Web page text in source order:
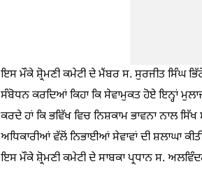
ਇਸ ਮੌਕੇ ਸ਼੍ਰੋਮਣੀ ਕਮੇਟੀ ਦੇ ਮੈਂਬਰ ਸ. ਸੁਰਜੀਤ ਸਿੰਘ
ਸੰਬੋਧਨ ਕਰਦਿਆਂ ਕਿਹਾ ਕਿ ਸੇਵਾਮੁਕਤ ਹੋਏ ਇਨ੍ਹਾਂ
ਕਰਦੇ ਹਾਂ ਕਿ ਭਵਿੱਖ ਵਿਚ ਨਿਸ਼ਕਾਮ ਭਾਵਨਾ ਨਾਲ
ਅਧਿਕਾਰੀਆਂ ਵੱਲੋਂ ਨਿਭਾਈਆਂ ਸੇਵਾਵਾਂ ਦੀ ਸ਼ਲਾਘਾ
ਇਸ ਮੌਕੇ ਸ਼੍ਰੋਮਣੀ ਕਮੇਟੀ ਦੇ ਸਾਬਕਾ ਪ੍ਰਧਾਨ ਸ.